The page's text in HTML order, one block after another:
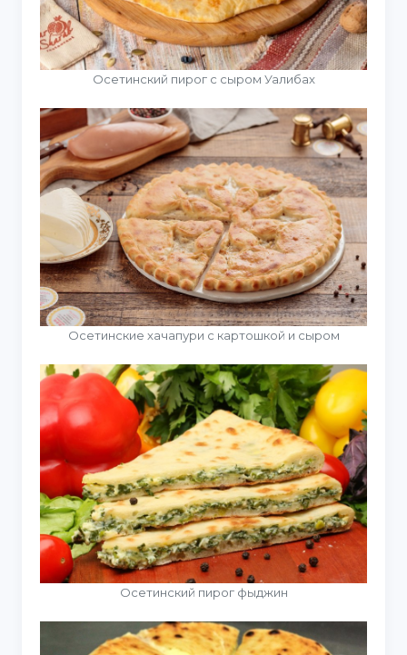
Осетинский пирог с сыром Уалибах
Осетинские хачапури с картошкой и сыром
Осетинский пирог фыджин